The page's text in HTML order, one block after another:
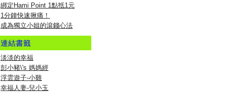
綁定Hami Point 1點抵1元
1分鐘快速揪痛！
成為獨立小姐的滾錢心法
連結書籤
淡淡的幸福
彭小豬\'s 媽媽經
浮雲遊子-小雞
幸福人妻-兒小玉